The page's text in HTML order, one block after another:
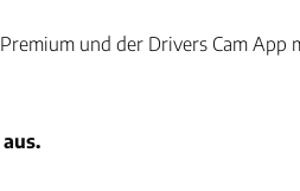
und der Drivers Cam App